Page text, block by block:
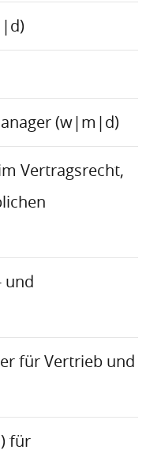
(w|m|d)
Vertragsrecht,
und
für Vertrieb und
für